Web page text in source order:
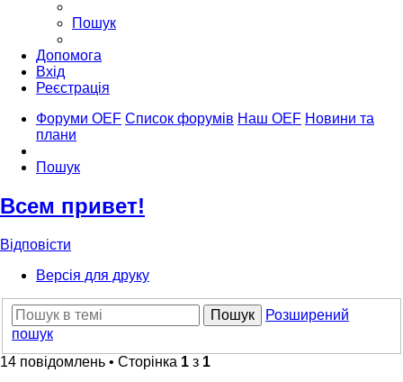
Пошук
Допомога
Вхід
Реєстрація
Форуми OEF Список форумів Наш OEF Новини та
плани
Пошук
Всем привет!
Відповісти
Версія для друку
Пошук
Розширений
пошук
14 повідомлень • Сторінка 1 з 1